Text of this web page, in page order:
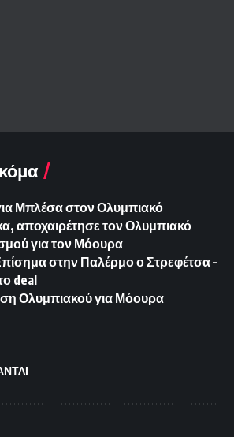
για Μπλέσα στον Ολυμπιακό
αποχαιρέτησε τον Ολυμπιακό
για τον Μόουρα
στην Παλέρμο ο Στρεφέτσα –
deal
Ολυμπιακού για Μόουρα